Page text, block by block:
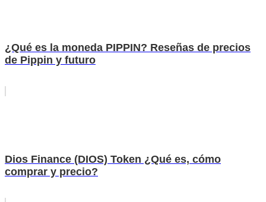
¿Qué es la moneda PIPPIN? Reseñas de precios
de Pippin y futuro
Dios Finance (DIOS) Token ¿Qué es, cómo
comprar y precio?